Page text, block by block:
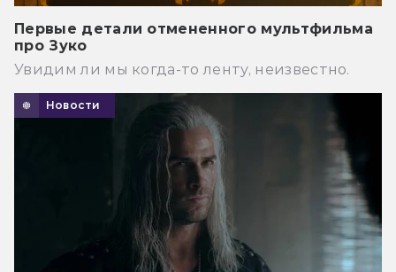
Первые детали отмененного мультфильма
про Зуко
Увидим ли мы когда-то ленту, неизвестно.
Новости